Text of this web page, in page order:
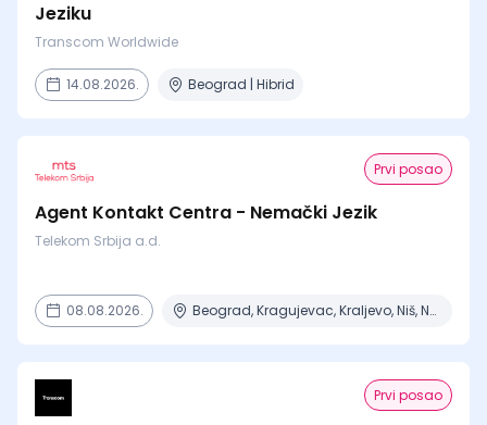
Jeziku
Transcom Worldwide
14.08.2026. Beograd | Hibrid
Prvi posao
Agent Kontakt Centra - Nemački Jezik
Telekom Srbija a.d.
08.08.2026. Beograd, Kragujevac, Kraljevo, Niš, Novi Sad + 2 mesta
Prvi posao